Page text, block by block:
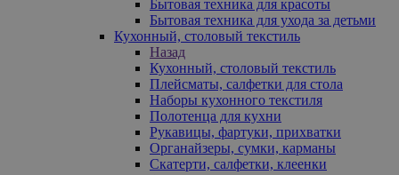
Бытовая техника для красоты
Бытовая техника для ухода за детьми
Кухонный, столовый текстиль
Назад
Кухонный, столовый текстиль
Плейсматы, салфетки для стола
Наборы кухонного текстиля
Полотенца для кухни
Рукавицы, фартуки, прихватки
Органайзеры, сумки, карманы
Скатерти, салфетки, клеенки